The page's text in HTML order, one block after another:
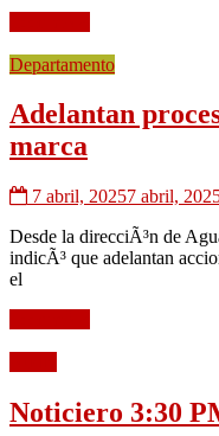
Departamento
Adelantan
marca
7 abril, 20257 abril,
Desde la direcciÃ³n de
indicÃ³ que adelantan
el
Noticiero 3:30